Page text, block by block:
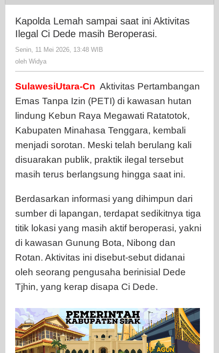
Lemah
Dede
masih
Kapolda Lemah sampai saat ini Aktivitas
Ilegal Ci Dede masih Beroperasi.
Senin, 11 Mei 2026, 13:48 WIB
oleh Widya
SulawesiUtara-Cn Aktivitas Pertambangan
Emas Tanpa Izin (PETI) di kawasan hutan
lindung Kebun Raya Megawati Ratatotok,
Kabupaten Minahasa Tenggara, kembali
menjadi sorotan. Meski telah berulang kali
disuarakan publik, praktik ilegal tersebut
masih terus berlangsung hingga saat ini.
Berdasarkan informasi yang dihimpun dari
sumber di lapangan, terdapat sedikitnya tiga
titik lokasi yang masih aktif beroperasi, yakni
di kawasan Gunung Bota, Nibong dan
Rotan. Aktivitas ini disebut-sebut didanai
oleh seorang pengusaha berinisial Dede
Tjhin, yang kerap disapa Ci Dede.